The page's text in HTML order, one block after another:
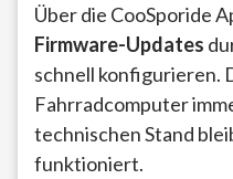
Über die CooSporide
Firmware-Updates
schnell konfigurieren.
Fahrradcomputer
technischen Stand
funktioniert.